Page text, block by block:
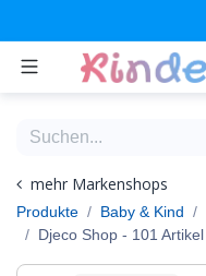
mehr Markenshops
Produkte
Baby & Kind
Djeco Shop - 101 Artikel